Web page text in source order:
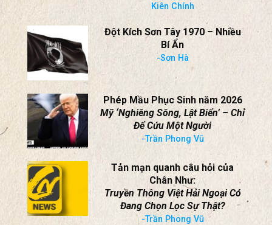
Kiên Chính
Đột Kích Sơn Tây 1970 – Nhiều
Bí Ẩn
-Sơn Hà
Phép Mầu Phục Sinh năm 2026
Mỹ ‘Nghiêng Sông, Lật Biển’ – Chỉ
Để Cứu Một Người
-Trần Phong Vũ
Tản mạn quanh câu hỏi của
Chân Như:
Truyền Thông Việt Hải Ngoại Có
Đang Chọn Lọc Sự Thật?
-Trần Phong Vũ